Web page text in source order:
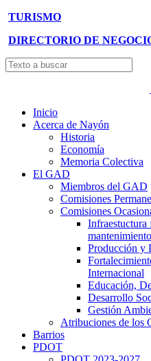
TURISMO
DIRECTORIO DE
Inicio
Acerca de Nayón
Historia
Economía
Memoria Colectiva
El GAD
Miembros del GAD
Comisiones
Comisiones
Infraestuctura
Producción y
Internacional
Educación,
Desarrollo
Gestión
Atribuciones de los
Barrios
PDOT